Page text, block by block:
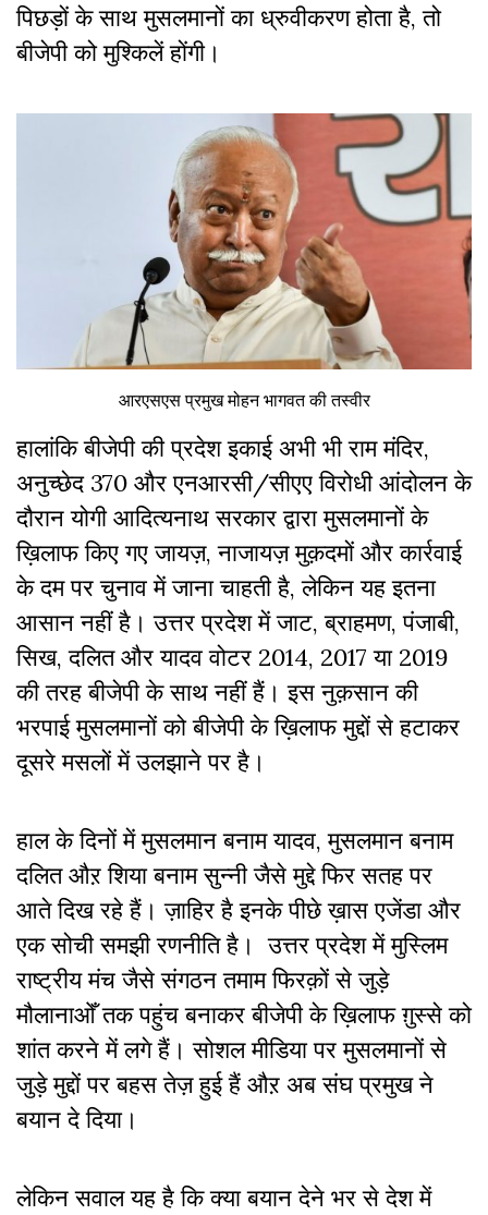
पिछड़ों के साथ मुसलमानों का ध्रुवीकरण होता है, तो
बीजेपी को मुश्किलें होंगी।
आरएसएस प्रमुख मोहन भागवत की तस्वीर
हालांकि बीजेपी की प्रदेश इकाई अभी भी राम मंदिर,
अनुच्छेद 370 और एनआरसी/सीएए विरोधी आंदोलन के
दौरान योगी आदित्यनाथ सरकार द्वारा मुसलमानों के
ख़िलाफ किए गए जायज़, नाजायज़ मुक़दमों और कार्रवाई
के दम पर चुनाव में जाना चाहती है, लेकिन यह इतना
आसान नहीं है। उत्तर प्रदेश में जाट, ब्राहमण, पंजाबी,
सिख, दलित और यादव वोटर 2014, 2017 या 2019
की तरह बीजेपी के साथ नहीं हैं। इस नुक़सान की
भरपाई मुसलमानों को बीजेपी के ख़िलाफ मुद्दों से हटाकर
दूसरे मसलों में उलझाने पर है।
हाल के दिनों में मुसलमान बनाम यादव, मुसलमान बनाम
दलित औऱ शिया बनाम सुन्नी जैसे मुद्दे फिर सतह पर
आते दिख रहे हैं। ज़ाहिर है इनके पीछे ख़ास एजेंडा और
एक सोची समझी रणनीति है। उत्तर प्रदेश में मुस्लिम
राष्ट्रीय मंच जैसे संगठन तमाम फिरक़ों से जुड़े
मौलानाओँ तक पहुंच बनाकर बीजेपी के ख़िलाफ ग़ुस्से को
शांत करने में लगे हैं। सोशल मीडिया पर मुसलमानों से
जुड़े मुद्दों पर बहस तेज़ हुई हैं औऱ अब संघ प्रमुख ने
बयान दे दिया।
लेकिन सवाल यह है कि क्या बयान देने भर से देश में